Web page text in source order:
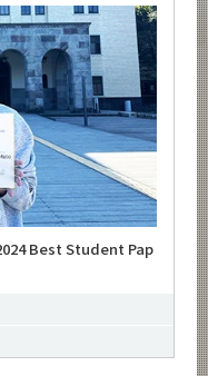
Best Student Pap